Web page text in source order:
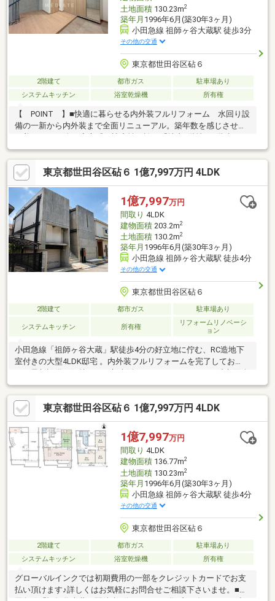
土地面積130.23m2
築年月 1996年6月(築30年3ヶ月)
小田急線 祖師ヶ谷大蔵駅 徒歩3分
その他の交通
東京都世田谷区砧６
2階建て 都市ガス
駐車場あり
システムキッチン
浴室乾燥機 所有権
【 POINT 】■快適に暮らせる内外装フルリフォーム 水回り設
備の一新から内外装まで全面リニューアル。築年数を感じさせな
造」 災害に強く堅牢なRC造。プライバシー性や断熱性にも優れ
た構造■趣味の幅が無限に広がる、圧倒的広さの地下室24帖 防
音性を活かした楽器演奏やホームシアター、子どもの遊び場など
用途様々♪【 AREA 】■ウルトラマン商店街など活気ある商業環
境が身近に充実！ 駅周辺には便利な商店やスーパー、飲食店が
揃い日常の買い物に困りません◎■公園や教育施設が身近に揃い
地域で子どもを見守る安心の子育て環境！
東京都世田谷区砧６ 1億7,997万円 4LDK
1億7,997万円
間取り 4LDK
建物面積203.2m2
土地面積130.2m2
築年月 1996年6月(築30年3ヶ月)
小田急線 祖師ヶ谷大蔵駅 徒歩4分
その他の交通
東京都世田谷区砧６
2階建て 都市ガス 駐車場あり
システムキッチン 所有権
リフォームリノベーシ
ョン
小田急線「祖師ヶ谷大蔵」駅徒歩4分の好立地に佇む、RC造地下
室付きの大型4LDK邸宅 。内外装フルリフォームを完了してお
203㎡のゆとりある空間には、趣味や仕事に没頭できる静かな地
下室を完備 。愛車を雨風から守るシャッター付きインナーガレー
ジも魅力です 。周辺は第一種低層の閑静な住宅街ながら、商業施
設も身近に揃う利便性の高い好環境 。世田谷区砧エリアで、憧れ
のゆとりある暮らしを叶えませんか 。
東京都世田谷区砧６ 1億7,997万円 4LDK
1億7,997万円
間取り 4LDK
建物面積136.77m2
土地面積130.23m2
築年月 1996年6月(築30年3ヶ月)
小田急線 祖師ヶ谷大蔵駅 徒歩4分
その他の交通
東京都世田谷区砧６
2階建て 都市ガス
駐車場あり
システムキッチン
浴室乾燥機 所有権
グローバルインクでは初期費用の一部をクレジットカードでお支
払い頂けます♪詳しくはお気軽にお問合せご相談下さいませ。■小